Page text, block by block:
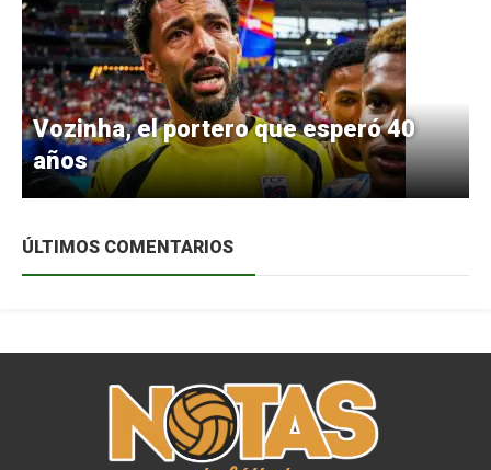
Vozinha, el portero que esperó 40
años
ÚLTIMOS COMENTARIOS